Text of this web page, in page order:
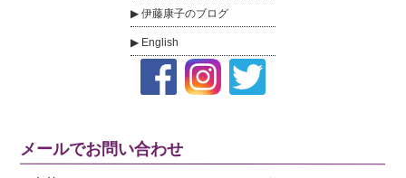
伊藤康子のブログ
English
メールでお問い合わせ